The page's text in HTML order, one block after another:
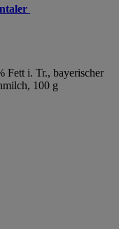
Fett i. Tr., bayerischer
100 g